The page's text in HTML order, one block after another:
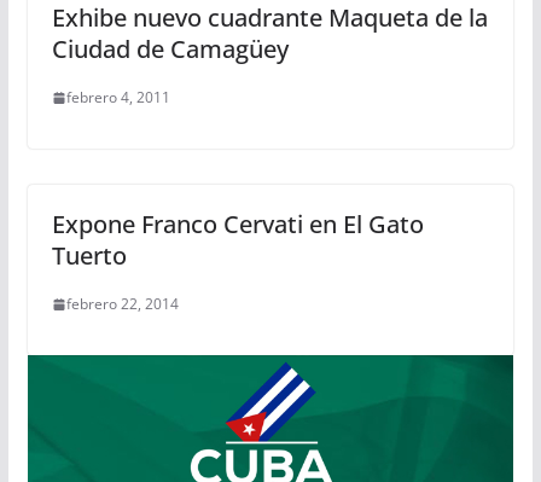
Exhibe nuevo cuadrante Maqueta de la
Ciudad de Camagüey
febrero 4, 2011
Expone Franco Cervati en El Gato
Tuerto
febrero 22, 2014